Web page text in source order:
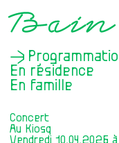
En résidence
En famille
Concert
Au Kiosq
Vendredi 10.04.2026